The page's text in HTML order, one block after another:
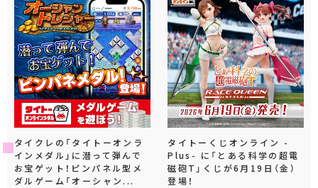
タイクレの「タイトーオンラ
インメダル」に潜って弾んで
お宝ゲット！ピンパネル型メ
ダルゲーム「オーシャン...
タイトーくじオンライン -
Plus- に「とある科学の超電
磁砲T」くじが6月19日（金）
登場！